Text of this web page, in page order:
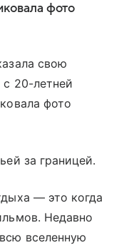
фото
свою
20-летней
фото
за границей.
— это когда
Недавно
вселенную